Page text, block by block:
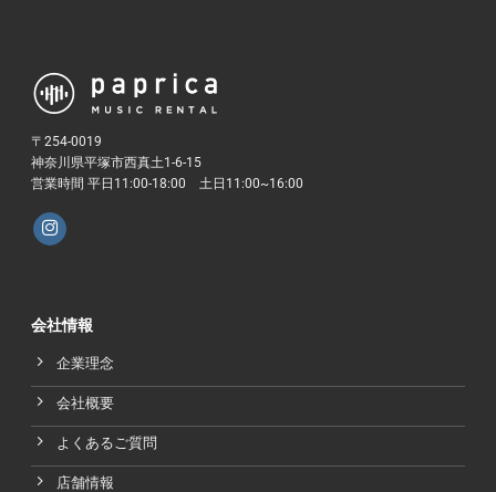
〒254-0019
神奈川県平塚市西真土1-6-15
営業時間 平日11:00-18:00 土日11:00~16:00
会社情報
企業理念
会社概要
よくあるご質問
店舗情報